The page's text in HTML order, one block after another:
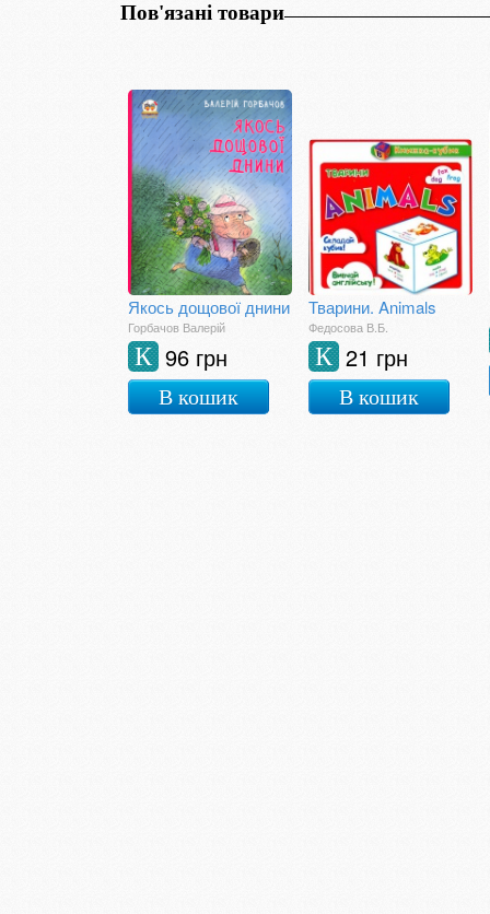
Пов'язані товари
Якось дощової днини
Горбачов Валерій
96 грн
К
В кошик
Тварини. Animals
Федосова В.Б.
21 грн
К
В кошик